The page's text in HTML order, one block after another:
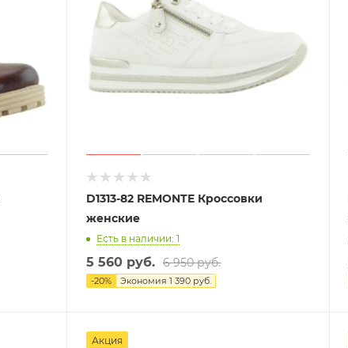
D1313-82 REMONTE Кроссовки
женские
Есть в наличии: 1
5 560 руб. 6 950 руб.
-20% Экономия1 390 руб.
Акция